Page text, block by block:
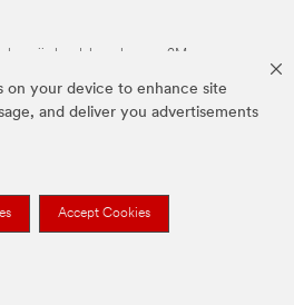
on your device to enhance site
and deliver you advertisements
Accept Cookies
zijn handelsmerken van 3M.we